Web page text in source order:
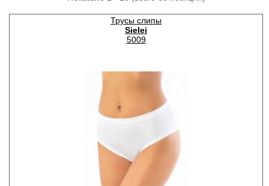
Трусы слипы
Sielei
5009